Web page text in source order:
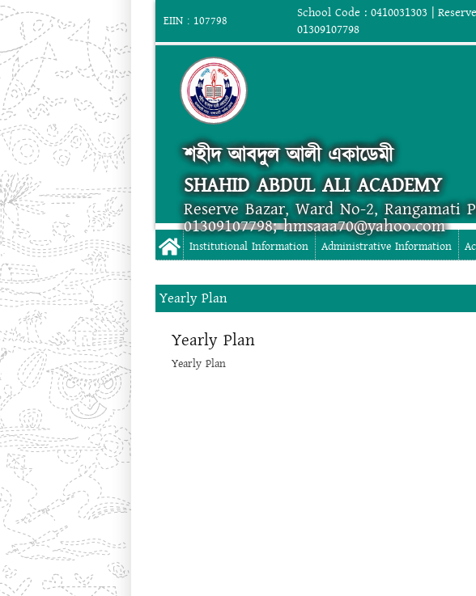
EIIN : 107798
School Code : 0410031303 |
01309107798
শহীদ আবদুল আলী একাডেমী
SHAHID ABDUL ALI ACADEMY
Reserve Bazar, Ward No-2, Rangamati
01309107798; hmsaaa70@yahoo.com
Institutional Information Administrative Information
Yearly Plan
Yearly Plan
Yearly Plan